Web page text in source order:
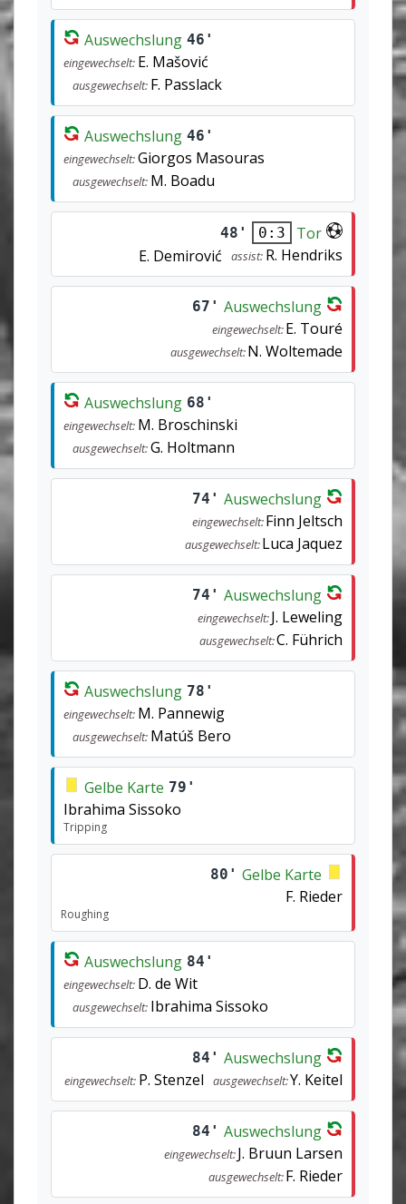
Auswechslung 46'
eingewechselt: E. Mašović
ausgewechselt: F. Passlack
Auswechslung 46'
eingewechselt:Giorgos Masouras
ausgewechselt: M. Boadu
48' 0:3
Tor
E. Demirović
assist: R. Hendriks
67' Auswechslung
eingewechselt:E. Touré
ausgewechselt:N. Woltemade
Auswechslung 68'
eingewechselt: M. Broschinski
ausgewechselt:G. Holtmann
74' Auswechslung
eingewechselt:Finn Jeltsch
ausgewechselt:Luca Jaquez
74' Auswechslung
eingewechselt:J. Leweling
ausgewechselt:C. Führich
Auswechslung 78'
eingewechselt: M. Pannewig
ausgewechselt: Matúš Bero
Gelbe Karte 79'
Ibrahima Sissoko
Tripping
80' Gelbe Karte
F. Rieder
Roughing
Auswechslung 84'
eingewechselt: D. de Wit
ausgewechselt: Ibrahima Sissoko
84' Auswechslung
eingewechselt: P. Stenzel ausgewechselt:Y. Keitel
84' Auswechslung
eingewechselt:J. Bruun Larsen
ausgewechselt:F. Rieder